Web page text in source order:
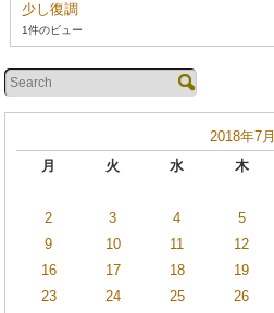
少し復調
1件のビュー
2018年7月
月
火 水 木
2
3 4 5
9
10 11 12
16
17 18 19
23
24 25 26